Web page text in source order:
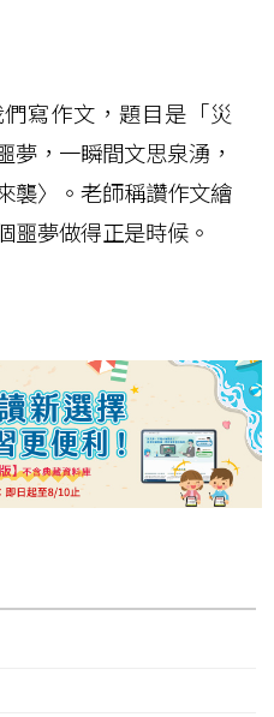
寫作文，題目是「災
夢，一瞬間文思泉湧，
襲〉。老師稱讚作文繪
噩夢做得正是時候。